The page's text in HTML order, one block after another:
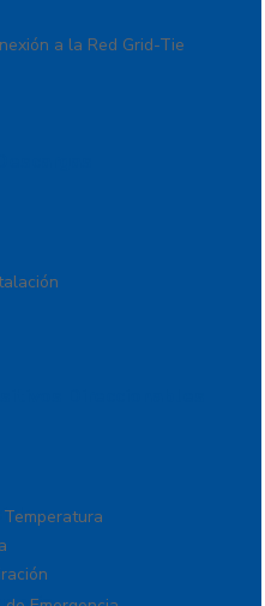
a la Red Grid-Tie
Direccionables